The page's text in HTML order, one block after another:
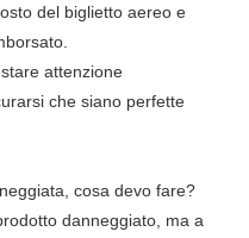
del biglietto aereo e
attenzione
che siano perfette
cosa devo fare?
danneggiato, ma a